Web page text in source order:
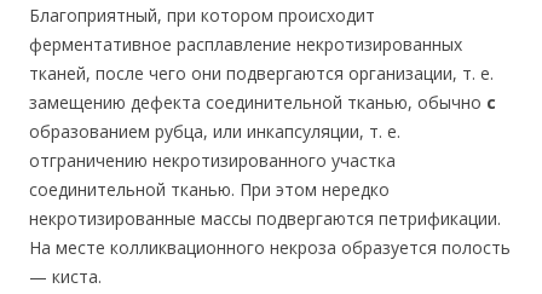
Благоприятный, при котором происходит
ферментативное расплавление некротизированных
тканей, после чего они подвергаются организации, т. е.
замещению дефекта соединительной тканью, обычно с
образованием рубца, или инкапсуляции, т. е.
отграничению некротизированного участка
соединительной тканью. При этом нередко
некротизированные массы подвергаются петрификации.
На месте колликвационного некроза образуется полость
— киста.